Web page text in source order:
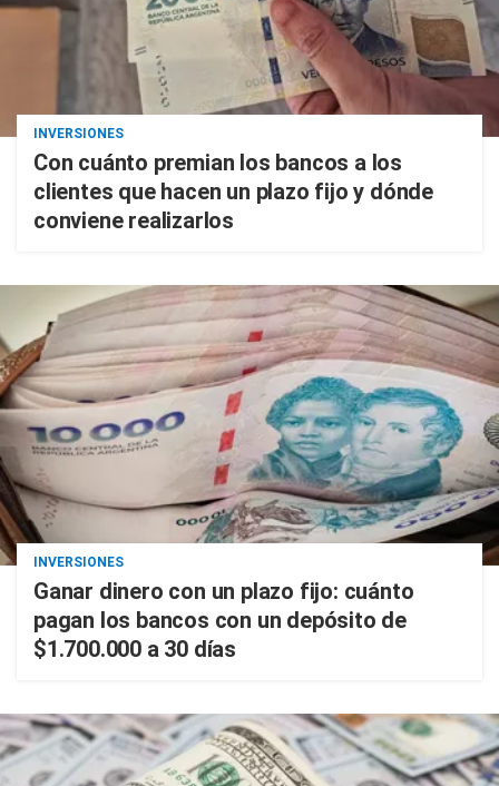
INVERSIONES
Con cuánto premian los bancos a los
clientes que hacen un plazo fijo y dónde
conviene realizarlos
INVERSIONES
Ganar dinero con un plazo fijo: cuánto
pagan los bancos con un depósito de
$1.700.000 a 30 días